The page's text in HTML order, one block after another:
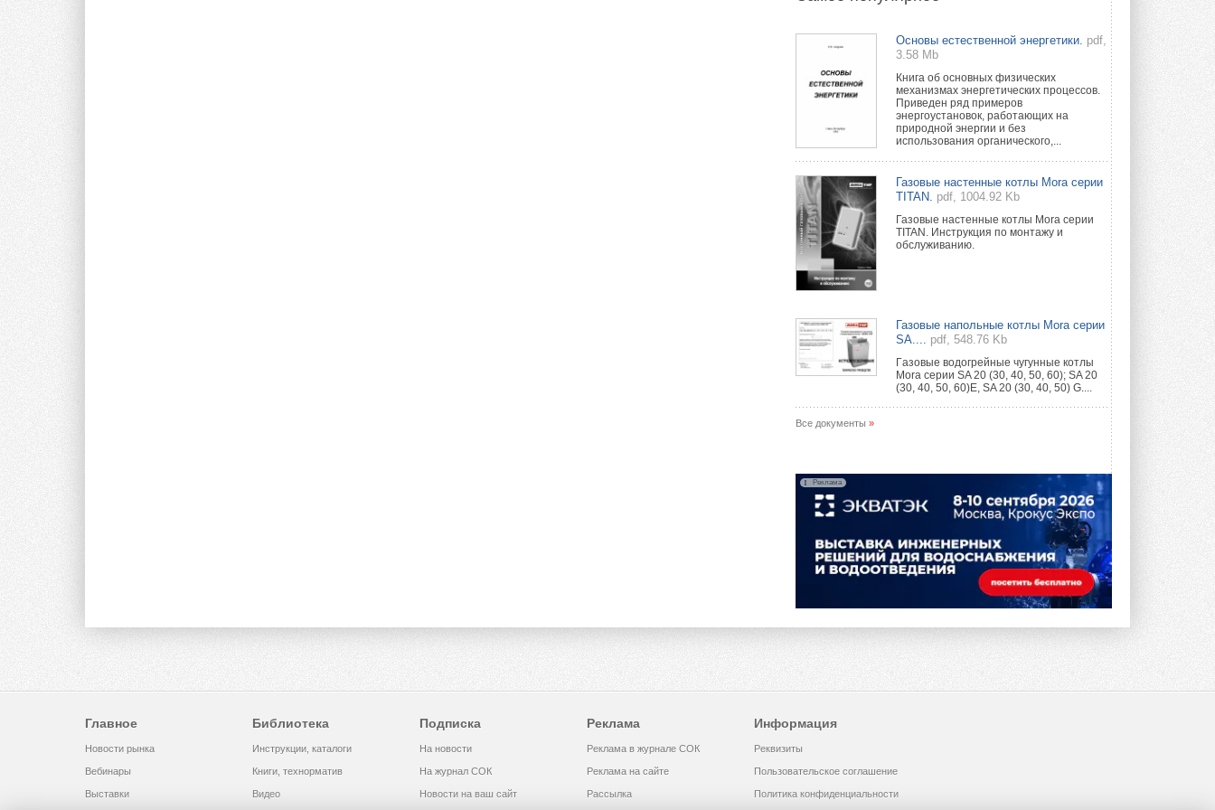
Midea открылся в Сургуте
Компания «Даичи» совместно с
партнером «Энердрим» открыла новый
фирменный магазин Midea в Сургуте ...
29 ИЮЛЯ 2026
Токио — лидер по
интенсивности использования
кондиционеров
Данные получены в ходе очередного
опроса Daikin о восприятии жары ...
28 ИЮЛЯ 2026
CDU производства LG прошёл
В Великобритании предлагают
сделать кондиционирование
обязательным для новостроек
Либеральные демократы внесли
предложение оснащать все новые ...
производство холодильной
техники и теплообменного
оборудования
Проект реализует компания «ВЕЗА» ...
Ридан объявил о старте продаж
автоматического
балансировочного клапана
Клапан APT‑R3 производится на заводе
Шумоглушители собственного
производства от компании
TURKOV
Aquatherm Almaty 2026:
ключевая платформа для
Основы естественной энергетики. pdf,
3.58 Mb
Книга об основных физических
механизмах энергетических процессов.
Приведен ряд примеров
энергоустановок, работающих на
природной энергии и без
использования органического,...
Газовые настенные котлы Mora серии
TITAN. pdf, 1004.92 Kb
Газовые настенные котлы Mora серии
TITAN. Инструкция по монтажу и
обслуживанию.
Газовые напольные котлы Mora серии
SA....
pdf, 548.76 Kb
Гaзовые водогрeйные чугунные котлы
Mora серии SA 20 (30, 40, 50, 60); SA 20
(30, 40, 50, 60)E, SA 20 (30, 40, 50) G....
Все документы »
Реклама
Главное
Новости рынка
Вебинары
Выставки
Библиотека
Инструкции, каталоги
Книги, технорматив
Видео
Подписка
На новости
На журнал СОК
Новости на ваш сайт
Реклама
Реклама в журнале СОК
Реклама на сайте
Рассылка
Информация
Реквизиты
Пользовательское соглашение
Политика конфиденциальности